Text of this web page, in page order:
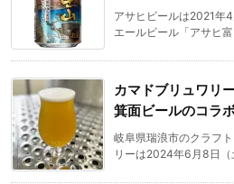
アサヒビールは2021年
エールビール「アサヒ富
カマドブリュワリ
箕面ビールのコラ
岐阜県瑞浪市のクラフ
リーは2024年6月8日（